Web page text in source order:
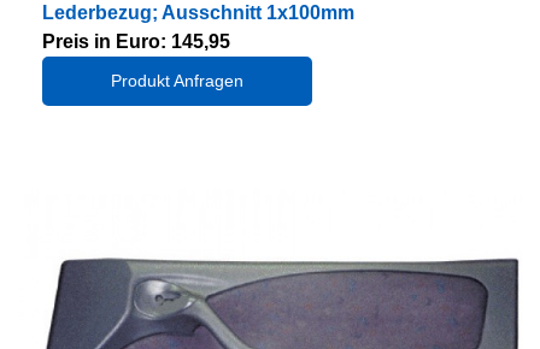
Lederbezug; Ausschnitt 1x100mm
Preis in Euro: 145,95
Produkt Anfragen